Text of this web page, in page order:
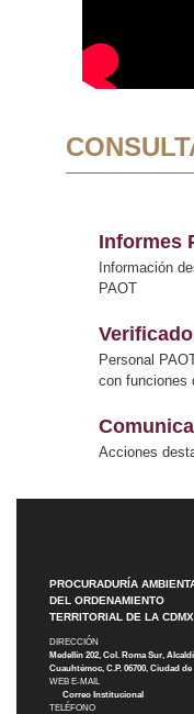
Informes
Información
PAOT
Personal
con funciones
Acciones
PROCURADURÍA
DEL ORDENAMIENTO
TERRITORIAL DE LA CDMX
DIRECCIÓN
Medellín 202, Col. Roma Sur,
Cuauhtémoc, C.P. 06700, Ciudad de
WEB E-MAIL
Correo Institucional
TELÉFONO